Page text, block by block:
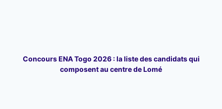
Concours ENA Togo 2026 : la liste des candidats qui
composent au centre de Lomé